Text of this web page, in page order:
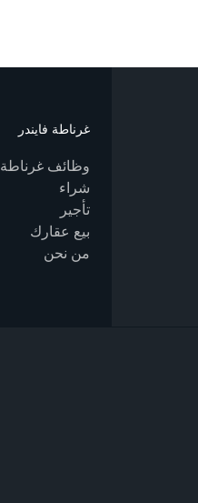
غرناطة فايندر
وظائف غرناطة
شراء
تأجير
بيع عقارك
من نحن